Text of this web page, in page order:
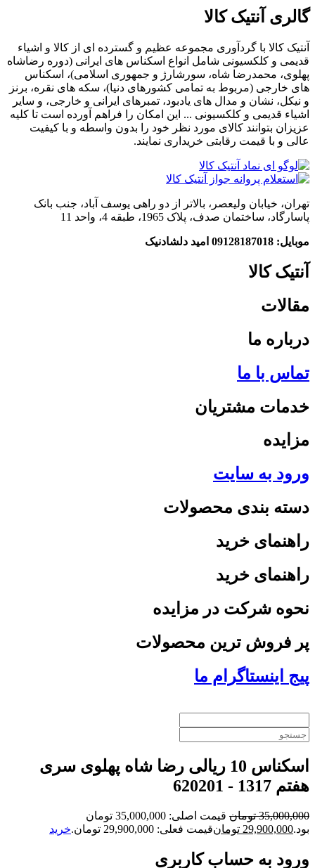
گالری آنتیک کالا
آنتیک کالا با گردآوری مجموعه عظیم و گسترده ای از کالا و اشیاء
قدیمی و کلکسیونی شامل انواع اسکناس های ایرانی (دوره رضاشاه
پهلوی، محمدرضا شاه، سورشارژ و جمهوری اسلامی)، اسکناس
های خارجی (مربوط به تمامی کشورهای دنیا)، سکه های نقره، برنز
و نیکل، نشان و مدال های یادبود، تمبرهای ایرانی و خارجی، و سایر
اشیاء قدیمی و کلکسیونی ... این امکان را فراهم آورده است تا کلیه
عزیزان بتوانند کالای مورد نظر خود را بدون واسطه و با کیفیت
عالی و با قیمت رقابتی خریداری نمایند.
تهران، خیابان ولیعصر، بالاتر از دو راهی یوسف آباد، جنب بانک
پاسارگاد، ساختمان صدف، پلاک 1965، طبقه 4، واحد 11
موبایل: 09128187018 امید دلشادنیک
آنتیک کالا
مقالات
درباره ما
تماس با ما
خدمات مشتریان
مزایده
ورود به سایت
دسته بندی محصولات
راهنمای خرید
راهنمای خرید
نحوه شرکت در مزایده
پر فروش ترین محصولات
پیج اینستاگرام ما
اسکناس 10 ریالی رضا شاه پهلوی سری
هفتم 1317 - 620201
35,000,000 تومان
قیمت اصلی: 35,000,000 تومان
بود.29,900,000 تومانقیمت فعلی: 29,900,000 تومان. خرید
ورود به حساب کاربری